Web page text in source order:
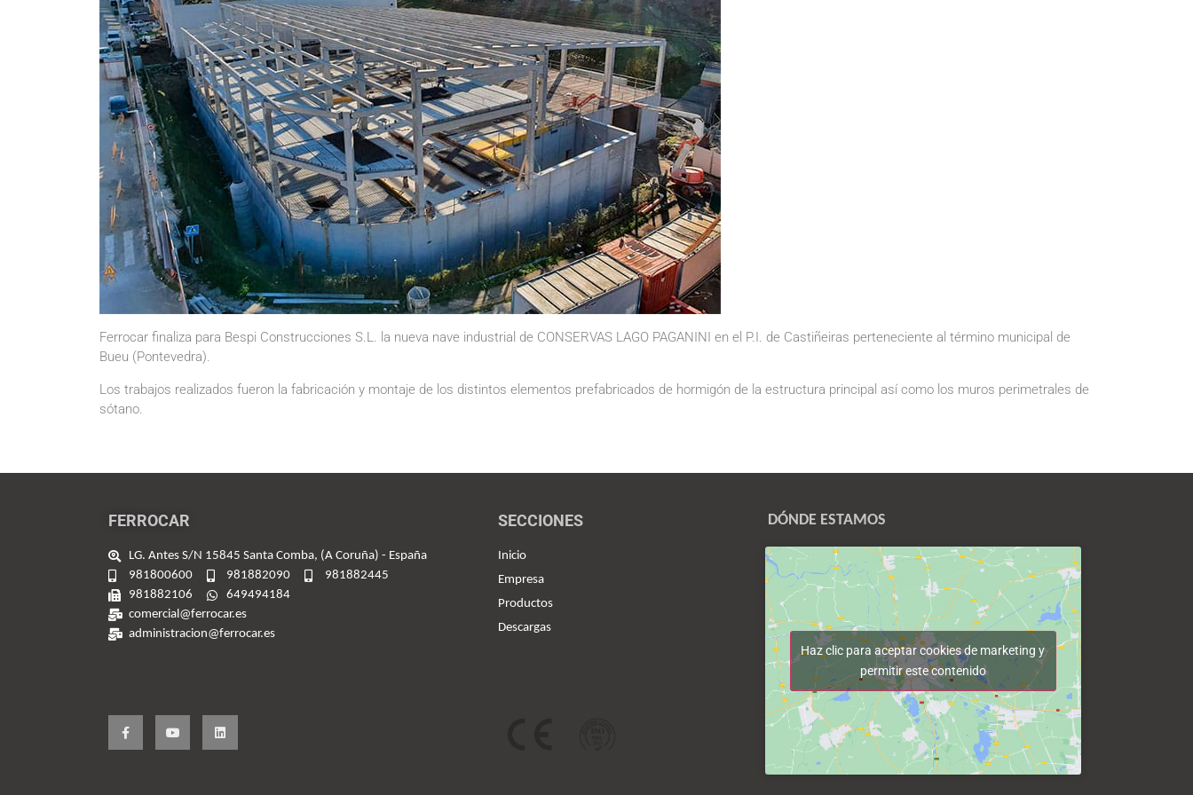
Ferrocar finaliza para Bespi Construcciones S.L. la nueva nave industrial de CONSERVAS LAGO PAGANINI en el P.I. de Castiñeiras perteneciente al término municipal de
Bueu (Pontevedra).
Los trabajos realizados fueron la fabricación y montaje de los distintos elementos prefabricados de hormigón de la estructura principal así como los muros perimetrales de
sótano.
FERROCAR
LG. Antes S/N 15845 Santa Comba, (A Coruña) - España
981800600
981882090
981882445
981882106
649494184
comercial@ferrocar.es
administracion@ferrocar.es
SECCIONES
Inicio
Empresa
Productos
Descargas
DÓNDE ESTAMOS
Haz clic para aceptar cookies de marketing y
permitir este contenido